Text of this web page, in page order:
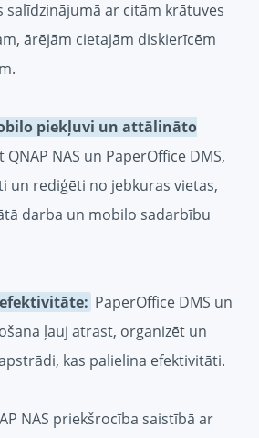
salīdzinājumā ar citām krātuves
ārējām cietajām diskierīcēm
piekļuvi un attālināto
NAS un PaperOffice DMS,
un rediģēti no jebkuras vietas,
darba un mobilo sadarbību
PaperOffice DMS un
ļauj atrast, organizēt un
kas palielina efektivitāti.
NAS priekšrocība saistībā ar